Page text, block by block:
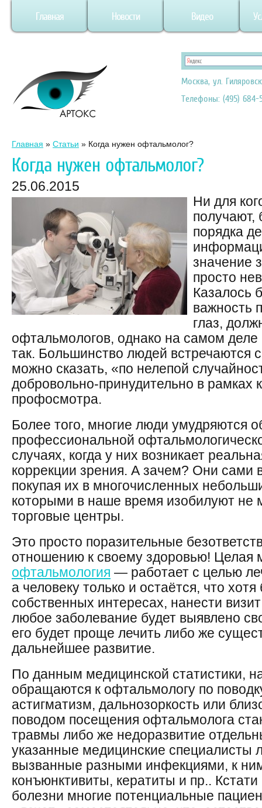
Главная Новости Видео
Москва, ул.
Телефоны: (495) 684-
Главная » Статьи » Когда нужен офтальмолог?
Когда нужен офтальмолог?
25.06.2015
Ни для
получают,
порядка
значение
просто
Казалось
важность
глаз,
офтальмологов, однако на самом деле
так. Большинство людей встречаются
можно сказать, «по нелепой
добровольно-принудительно в рамках
профосмотра.
Более того, многие люди умудряются
профессиональной
случаях, когда у них возникает
коррекции зрения. А зачем? Они сами
покупая их в многочисленных
которыми в наше время изобилуют не
торговые центры.
Это просто поразительные
отношению к своему здоровью! Целая
офтальмология — работает с целью
а человеку только и остаётся, что
собственных интересах, нанести
любое заболевание будет выявлено
его будет проще лечить либо же
дальнейшее развитие.
По данным медицинской статистики,
обращаются к офтальмологу по
астигматизм, дальнозоркость или
поводом посещения офтальмолога
травмы либо же недоразвитие
указанные медицинские специалисты
вызванные разными инфекциями, к
конъюнктивиты, кератиты и пр..
болезни многие потенциальные